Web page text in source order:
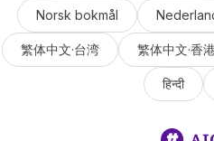
Norsk bokmål
繁体中文·台湾 繁体中文·香
हिन्दी